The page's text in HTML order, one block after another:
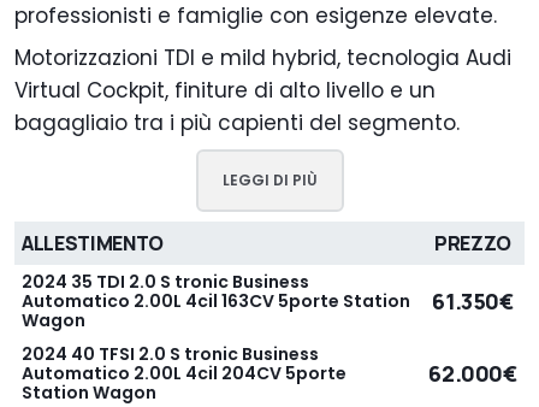
professionisti e famiglie con esigenze elevate.
Motorizzazioni TDI e mild hybrid, tecnologia Audi
Virtual Cockpit, finiture di alto livello e un
bagagliaio tra i più capienti del segmento.
LEGGI DI PIÙ
ALLESTIMENTO PREZZO
2024 35 TDI 2.0 S tronic Business
Automatico 2.00L 4cil 163CV 5porte Station
Wagon
61.350€
2024 40 TFSI 2.0 S tronic Business
Automatico 2.00L 4cil 204CV 5porte
Station Wagon
62.000€